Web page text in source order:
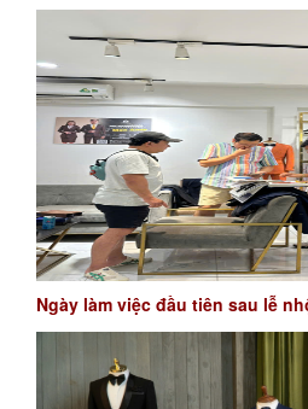
Ngày làm việc đầu tiên sau lễ